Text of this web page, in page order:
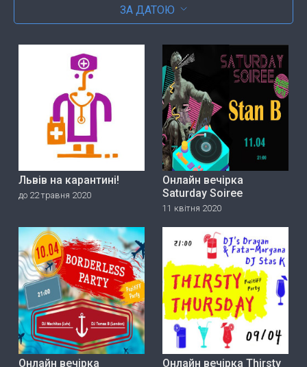
ЗА ДАТОЮ
Львів на карантині!
до 22 травня 2020
Онлайн вечірка
Saturday Soiree
11 квітня 2020
Онлайн вечірка
Онлайн вечірка Thirsty